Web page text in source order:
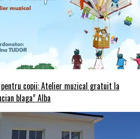
copii: Atelier muzical gratuit la
blaga” Alba